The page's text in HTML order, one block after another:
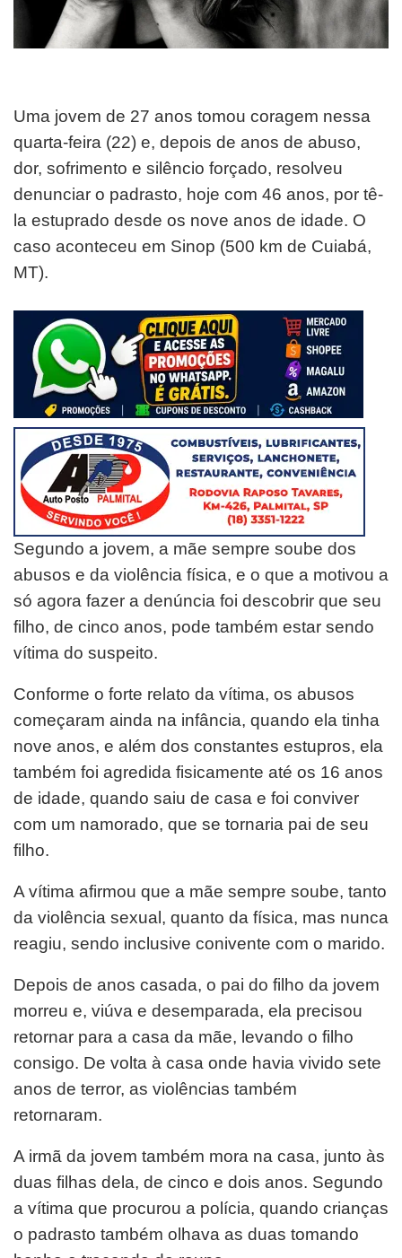
Uma jovem de 27 anos tomou coragem nessa
quarta-feira (22) e, depois de anos de abuso,
dor, sofrimento e silêncio forçado, resolveu
denunciar o padrasto, hoje com 46 anos, por tê-
la estuprado desde os nove anos de idade. O
caso aconteceu em Sinop (500 km de Cuiabá,
MT).
Segundo a jovem, a mãe sempre soube dos
abusos e da violência física, e o que a motivou a
só agora fazer a denúncia foi descobrir que seu
filho, de cinco anos, pode também estar sendo
vítima do suspeito.
Conforme o forte relato da vítima, os abusos
começaram ainda na infância, quando ela tinha
nove anos, e além dos constantes estupros, ela
também foi agredida fisicamente até os 16 anos
de idade, quando saiu de casa e foi conviver
com um namorado, que se tornaria pai de seu
filho.
A vítima afirmou que a mãe sempre soube, tanto
da violência sexual, quanto da física, mas nunca
reagiu, sendo inclusive conivente com o marido.
Depois de anos casada, o pai do filho da jovem
morreu e, viúva e desemparada, ela precisou
retornar para a casa da mãe, levando o filho
consigo. De volta à casa onde havia vivido sete
anos de terror, as violências também
retornaram.
A irmã da jovem também mora na casa, junto às
duas filhas dela, de cinco e dois anos. Segundo
a vítima que procurou a polícia, quando crianças
o padrasto também olhava as duas tomando